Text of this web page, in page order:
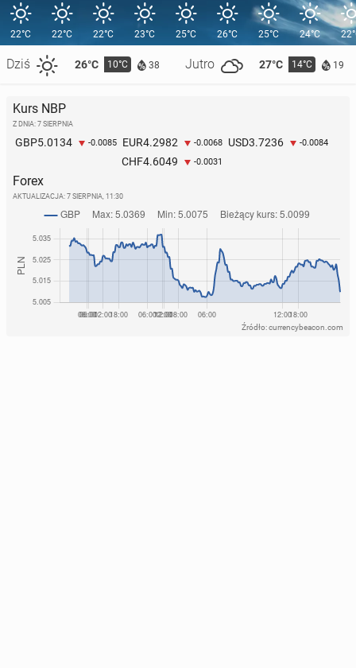
22°C
Dziś 26°C 10°C 38 Jutro 27°C 14°C 19
22°C 22°C 23°C 25°C 26°C 25°C 24°C
Kurs NBP
Z DNIA: 7 SIERPNIA
GBP5.0134 -0.0085 EUR4.2982 -0.0068 USD3.7236 -0.0084
CHF4.6049 -0.0031
Forex
AKTUALIZACJA: 7 SIERPNIA, 11:30
Źródło: currencybeacon.com